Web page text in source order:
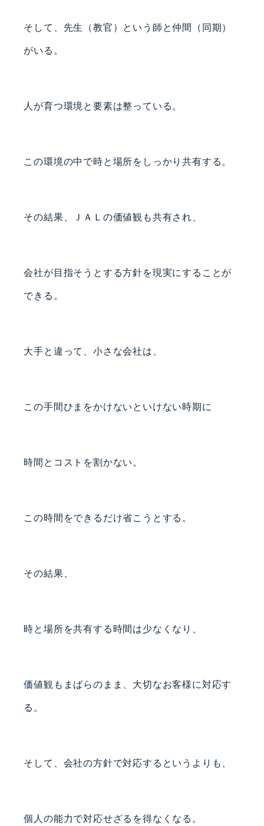
そして、先生（教官）という師と仲間（同期）
がいる。
人が育つ環境と要素は整っている。
この環境の中で時と場所をしっかり共有する。
その結果、ＪＡＬの価値観も共有され、
会社が目指そうとする方針を現実にすることが
できる。
大手と違って、小さな会社は、
この手間ひまをかけないといけない時期に
時間とコストを割かない。
この時間をできるだけ省こうとする。
その結果、
時と場所を共有する時間は少なくなり、
価値観もまばらのまま、大切なお客様に対応す
る。
そして、会社の方針で対応するというよりも、
個人の能力で対応せざるを得なくなる。